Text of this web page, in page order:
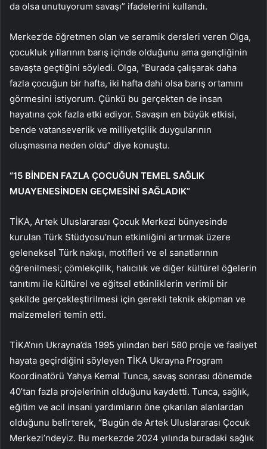
da olsa unutuyorum savaşı” ifadelerini kullandı.
Merkez’de öğretmen olan ve seramik dersleri veren Olga,
çocukluk yıllarının barış içinde olduğunu ama gençliğinin
savaşta geçtiğini söyledi. Olga, “Burada çalışarak daha
fazla çocuğun bir hafta, iki hafta dahi olsa barış ortamını
görmesini istiyorum. Çünkü bu gerçekten de insan
hayatına çok fazla etki ediyor. Savaşın en büyük etkisi,
bende vatanseverlik ve milliyetçilik duygularının
oluşmasına neden oldu” diye konuştu.
“15 BİNDEN FAZLA ÇOCUĞUN TEMEL SAĞLIK
MUAYENESİNDEN GEÇMESİNİ SAĞLADIK”
TİKA, Artek Uluslararası Çocuk Merkezi bünyesinde
kurulan Türk Stüdyosu’nun etkinliğini artırmak üzere
geleneksel Türk nakışı, motifleri ve el sanatlarının
öğrenilmesi; çömlekçilik, halıcılık ve diğer kültürel öğelerin
tanıtımı ile kültürel ve eğitsel etkinliklerin verimli bir
şekilde gerçekleştirilmesi için gerekli teknik ekipman ve
malzemeleri temin etti.
TİKA’nın Ukrayna’da 1995 yılından beri 580 proje ve faaliyet
hayata geçirdiğini söyleyen TİKA Ukrayna Program
Koordinatörü Yahya Kemal Tunca, savaş sonrası dönemde
40’tan fazla projelerinin olduğunu kaydetti. Tunca, sağlık,
eğitim ve acil insani yardımların öne çıkarılan alanlardan
olduğunu belirterek, “Bugün de Artek Uluslararası Çocuk
Merkezi’ndeyiz. Bu merkezde 2024 yılında buradaki sağlık